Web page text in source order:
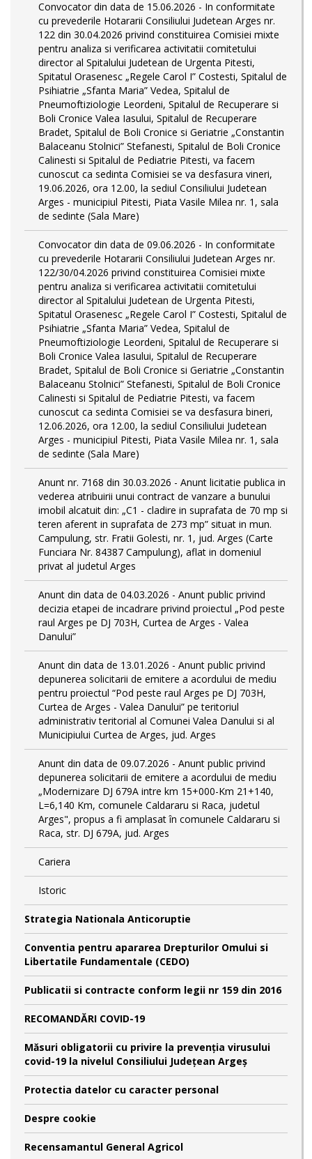
Convocator din data de 15.06.2026 - In conformitate
cu prevederile Hotararii Consiliului Judetean Arges nr.
122 din 30.04.2026 privind constituirea Comisiei mixte
pentru analiza si verificarea activitatii comitetului
director al Spitalului Judetean de Urgenta Pitesti,
Spitatul Orasenesc „Regele Carol I” Costesti, Spitalul de
Psihiatrie „Sfanta Maria” Vedea, Spitalul de
Pneumoftiziologie Leordeni, Spitalul de Recuperare si
Boli Cronice Valea Iasului, Spitalul de Recuperare
Bradet, Spitalul de Boli Cronice si Geriatrie „Constantin
Balaceanu Stolnici” Stefanesti, Spitalul de Boli Cronice
Calinesti si Spitalul de Pediatrie Pitesti, va facem
cunoscut ca sedinta Comisiei se va desfasura vineri,
19.06.2026, ora 12.00, la sediul Consiliului Judetean
Arges - municipiul Pitesti, Piata Vasile Milea nr. 1, sala
de sedinte (Sala Mare)
Convocator din data de 09.06.2026 - In conformitate
cu prevederile Hotararii Consiliului Judetean Arges nr.
122/30/04.2026 privind constituirea Comisiei mixte
pentru analiza si verificarea activitatii comitetului
director al Spitalului Judetean de Urgenta Pitesti,
Spitatul Orasenesc „Regele Carol I” Costesti, Spitalul de
Psihiatrie „Sfanta Maria” Vedea, Spitalul de
Pneumoftiziologie Leordeni, Spitalul de Recuperare si
Boli Cronice Valea Iasului, Spitalul de Recuperare
Bradet, Spitalul de Boli Cronice si Geriatrie „Constantin
Balaceanu Stolnici” Stefanesti, Spitalul de Boli Cronice
Calinesti si Spitalul de Pediatrie Pitesti, va facem
cunoscut ca sedinta Comisiei se va desfasura bineri,
12.06.2026, ora 12.00, la sediul Consiliului Judetean
Arges - municipiul Pitesti, Piata Vasile Milea nr. 1, sala
de sedinte (Sala Mare)
Anunt nr. 7168 din 30.03.2026 - Anunt licitatie publica in
vederea atribuirii unui contract de vanzare a bunului
imobil alcatuit din: „C1 - cladire in suprafata de 70 mp si
teren aferent in suprafata de 273 mp” situat in mun.
Campulung, str. Fratii Golesti, nr. 1, jud. Arges (Carte
Funciara Nr. 84387 Campulung), aflat in domeniul
privat al judetul Arges
Anunt din data de 04.03.2026 - Anunt public privind
decizia etapei de incadrare privind proiectul „Pod peste
raul Arges pe DJ 703H, Curtea de Arges - Valea
Danului”
Anunt din data de 13.01.2026 - Anunt public privind
depunerea solicitarii de emitere a acordului de mediu
pentru proiectul “Pod peste raul Arges pe DJ 703H,
Curtea de Arges - Valea Danului” pe teritoriul
administrativ teritorial al Comunei Valea Danului si al
Municipiului Curtea de Arges, jud. Arges
Anunt din data de 09.07.2026 - Anunt public privind
depunerea solicitarii de emitere a acordului de mediu
„Modernizare DJ 679A intre km 15+000-Km 21+140,
L=6,140 Km, comunele Caldararu si Raca, judetul
Arges", propus a fi amplasat în comunele Caldararu si
Raca, str. DJ 679A, jud. Arges
Cariera
Istoric
Strategia Nationala Anticoruptie
Conventia pentru apararea Drepturilor Omului si
Libertatile Fundamentale (CEDO)
Publicatii si contracte conform legii nr 159 din 2016
RECOMANDĂRI COVID-19
Măsuri obligatorii cu privire la prevenția virusului
covid-19 la nivelul Consiliului Județean Argeș
Protectia datelor cu caracter personal
Despre cookie
Recensamantul General Agricol